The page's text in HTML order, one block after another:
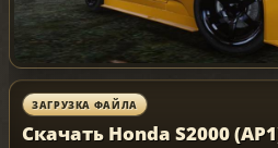
ЗАГРУЗКА ФАЙЛА
Скачать Honda S2000